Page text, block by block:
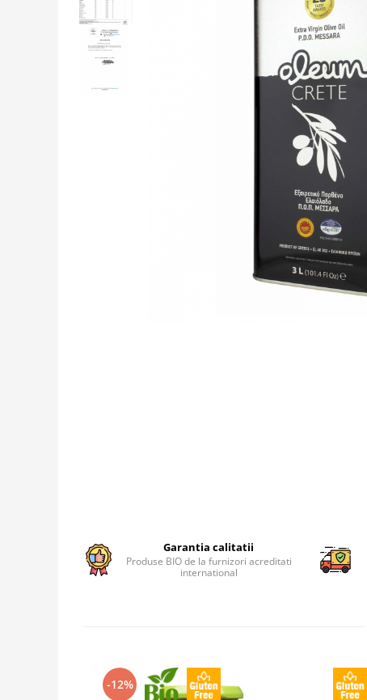
Condimente turcesti
Ghimbir murat la borcan
Garantia calitatii
Produse BIO de la furnizori acreditati
international
-12%